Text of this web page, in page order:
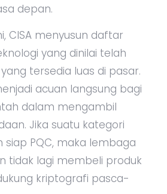
depan.
CISA menyusun daftar
yang dinilai telah
tersedia luas di pasar.
acuan langsung bagi
dalam mengambil
Jika suatu kategori
siap PQC, maka lembaga
tidak lagi membeli produk
kriptografi pasca-